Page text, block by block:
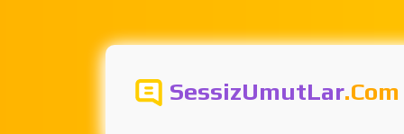
SessizUmutLar.Com